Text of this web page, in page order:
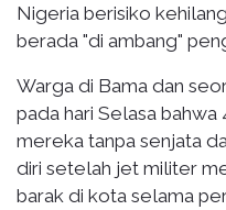
Nigeria berisiko
berada "di ambang"
Warga di Bama dan
pada hari Selasa
mereka tanpa senjata
diri setelah jet militer
barak di kota selama